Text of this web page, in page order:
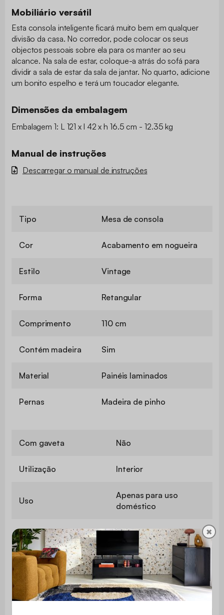
Mobiliário versátil
Esta consola inteligente ficará muito bem em qualquer
divisão da casa. No corredor, pode colocar os seus
objectos pessoais sobre ela para os manter ao seu
alcance. Na sala de estar, coloque-a atrás do sofá para
dividir a sala de estar da sala de jantar. No quarto, adicione
um bonito espelho e terá um toucador elegante.
Dimensões da embalagem
Embalagem 1: L 121 x l 42 x h 16.5 cm - 12.35 kg
Manual de instruções
Descarregar o manual de instruções
Tipo Mesa de consola
Cor Acabamento em nogueira
Estilo Vintage
Forma Retangular
Comprimento 110 cm
Contém madeira Sim
Material Painéis laminados
Pernas Madeira de pinho
Com gaveta Não
Utilização Interior
Uso
Apenas para uso
doméstico
Garantia 3 anos
Montagem
É muito fácil de montar
e inclui instruções.
Consola L 120 x P 35 x A 76cm
✖